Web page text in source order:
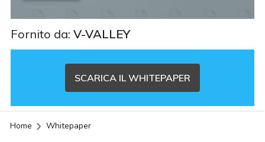
Fornito da:V-VALLEY
SCARICA IL WHITEPAPER
Home Whitepaper